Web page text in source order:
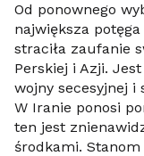
Od ponownego
największa
straciła zaufanie
Perskiej i Azji.
wojny secesyjnej
W Iranie ponosi
ten jest
środkami.